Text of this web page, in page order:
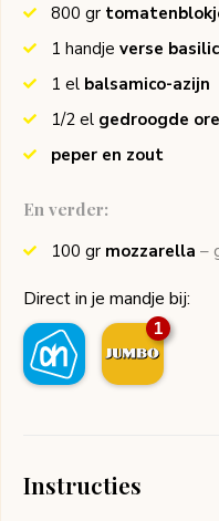
800 gr
1 handje verse
1 el balsamico-azijn
1/2 el gedroogde
peper en zout
En verder:
100 gr mozzarella –
Direct in je mandje bij:
1
Instructies